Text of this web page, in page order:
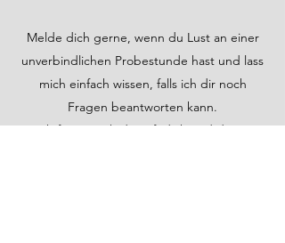
Melde dich gerne, wenn du Lust an einer
unverbindlichen Probestunde hast und lass
mich einfach wissen, falls ich dir noch
Fragen beantworten kann.
Ich freue mich darauf, dich und deine